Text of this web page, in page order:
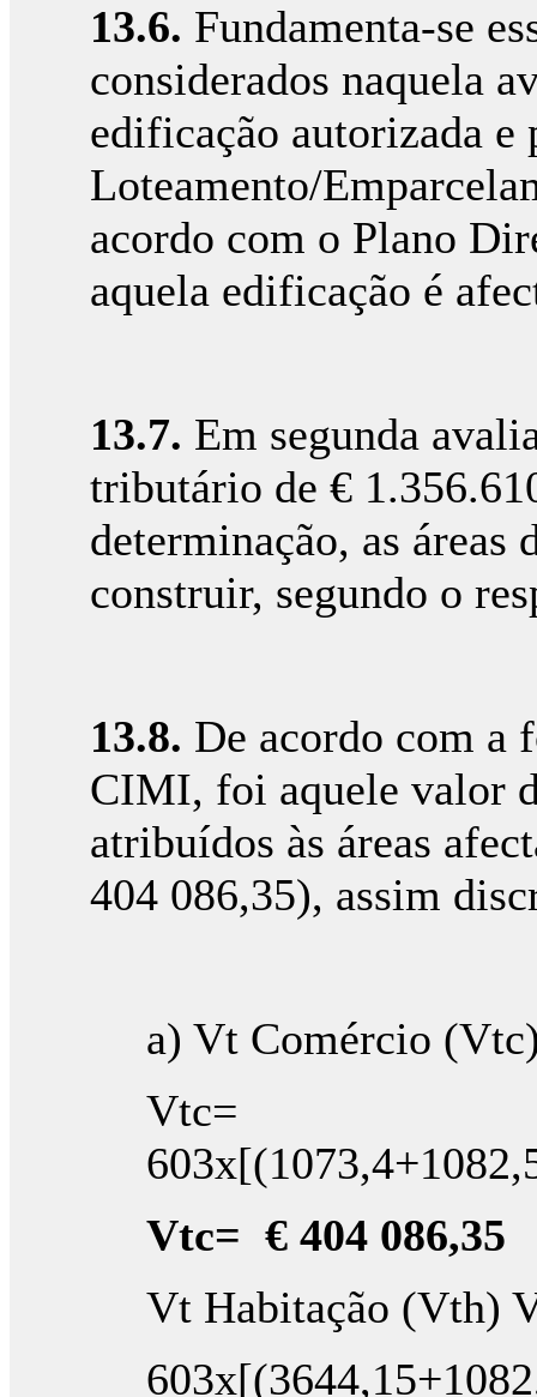
13.6. Fundamenta-se
considerados naquela
edificação autorizada
Loteamento/
acordo com o Plano
aquela edificação é
13.7. Em segunda
tributário de €
determinação, as áreas
construir, segundo o
13.8. De acordo com a
CIMI, foi aquele valor
atribuídos às áreas
404 086,35), assim
a) Vt Comércio
Vtc=
Vtc= € 404 086,35
Vt Habitação (Vth)